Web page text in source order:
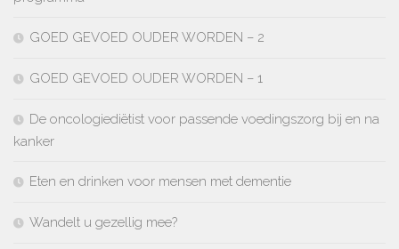
GOED GEVOED OUDER WORDEN – 2
GOED GEVOED OUDER WORDEN – 1
De oncologiediëtist voor passende voedingszorg bij en na
kanker
Eten en drinken voor mensen met dementie
Wandelt u gezellig mee?